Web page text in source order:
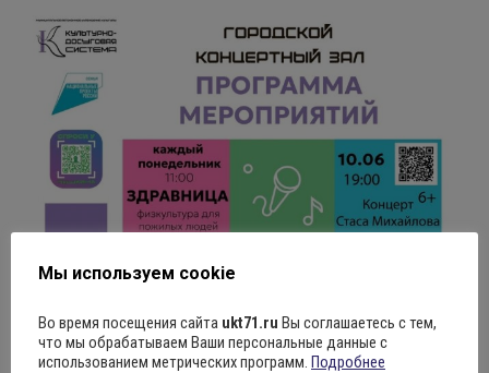
АФИША МЕРОПРИЯТИЙ
Мы используем cookie
Во время посещения сайта ukt71.ru Вы соглашаетесь с тем,
что мы обрабатываем Ваши персональные данные с
использованием метрических программ. Подробнее